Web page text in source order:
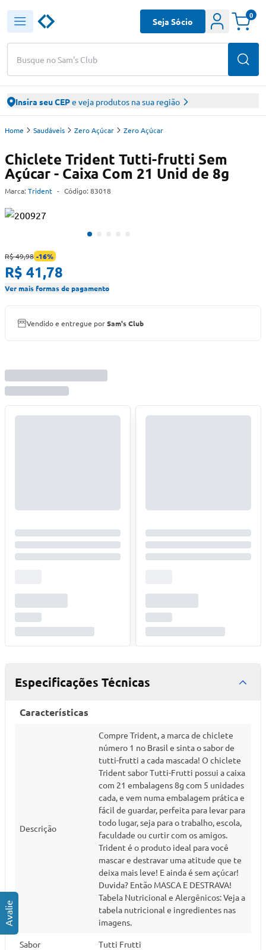
Busque no Sam's Club
Seja Sócio
0
Insira seu CEPe veja produtos na sua região
Home Saudáveis Zero Açúcar Zero Açúcar
Chiclete Trident Tutti-frutti Sem
Açúcar - Caixa Com 21 Unid de 8g
Marca: Trident - Código: 83018
R$ 49,98 -16%
R$ 41,78
Ver mais formas de pagamento
Vendido e entregue porSam's Club
Especificações Técnicas
Características
Descrição
Compre Trident, a marca de chiclete
número 1 no Brasil e sinta o sabor de
tutti-frutti a cada mascada! O chiclete
Trident sabor Tutti-Frutti possui a caixa
com 21 embalagens 8g com 5 unidades
cada, e vem numa embalagem prática e
fácil de guardar, perfeita para levar para
todo lugar, seja para o trabalho, escola,
faculdade ou curtir com os amigos.
Trident é o produto ideal para você
mascar e destravar uma atitude que te
deixa mais leve! E ainda é sem açúcar!
Duvida? Então MASCA E DESTRAVA!
Tabela Nutricional e Alergênicos: Veja a
tabela nutricional e ingredientes nas
imagens.
Sabor Tutti Frutti